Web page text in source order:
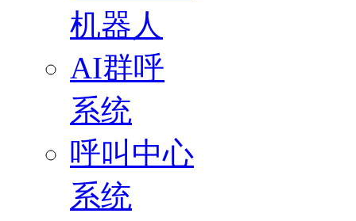
机器人
AI群呼
系统
呼叫中心
系统